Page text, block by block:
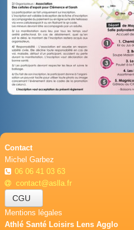
Contact
Michel Garbez
06 06 41 03 63
contact@aslla.fr
CGU
Mentions légales
Athlé Santé Loisirs Lens Agglo